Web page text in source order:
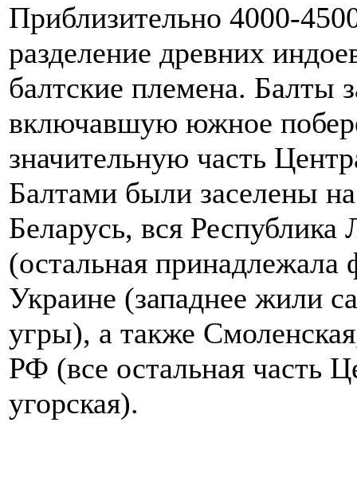
Приблизительно 4000-
разделение древних
балтские племена. Балты
включавшую южное
значительную часть
Балтами были заселены
Беларусь, вся
(остальная
Украине (западнее жили
угры), а также
РФ (все остальная часть
угорская).